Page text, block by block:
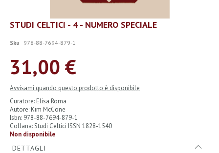
Vai
all'inizio
galleria
immagini
STUDI CELTICI - 4 - NUMERO SPECIALE
Sku 978-88-7694-879-1
31,00 €
Avvisami quando questo prodotto è disponibile
Curatore: Elisa Roma
Autore: Kim McCone
Isbn: 978-88-7694-879-1
Collana: Studi Celtici ISSN 1828-1540
Non disponibile
DETTAGLI